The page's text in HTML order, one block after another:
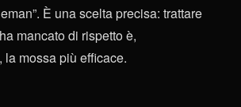
È una scelta precisa: trattare
mancato di rispetto è,
mossa più efficace.